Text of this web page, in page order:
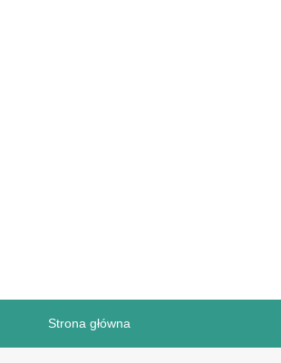
Strona główna